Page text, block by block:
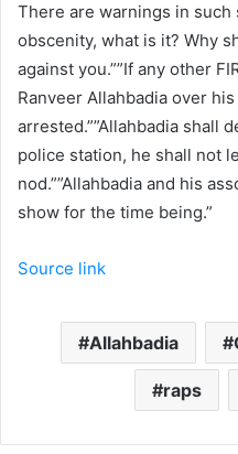
There are warnings in such
obscenity, what is it? Why
against you.””If any other
Ranveer Allahbadia over
arrested.””Allahbadia shall
police station, he shall not
nod.””Allahbadia and his
show for the time being.”
Source link
Allahbadia
raps